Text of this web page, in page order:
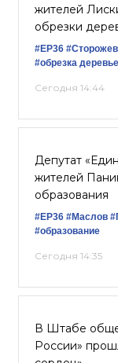
жителей
обрезки
#ЕР36 #Сторожев
#обрезка
Сегодня 14:44
Депутат
жителей
образования
#ЕР36 #Маслов
#образование
Сегодня 14:35
В Штабе
России»